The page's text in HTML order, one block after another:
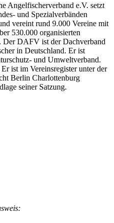
Angelfischerverband e.V. setzt
und Spezialverbänden
vereint rund 9.000 Vereine mit
530.000 organisierten
Der DAFV ist der Dachverband
in Deutschland. Er ist
und Umweltverband.
ist im Vereinsregister unter der
Berlin Charlottenburg
seiner Satzung.